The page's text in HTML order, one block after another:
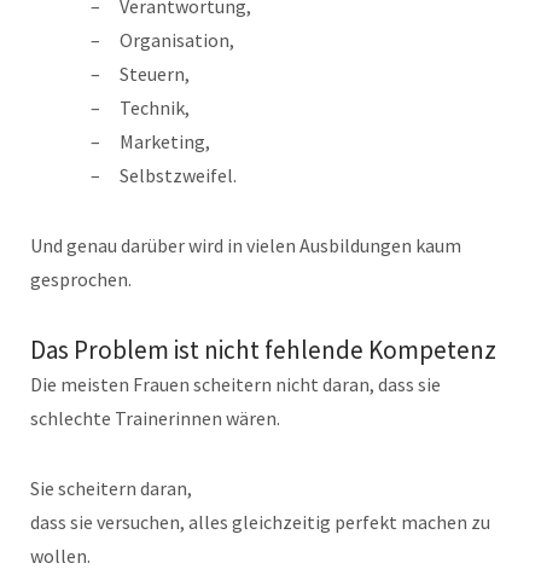
Verantwortung,
Organisation,
Steuern,
Technik,
Marketing,
Selbstzweifel.
Und genau darüber wird in vielen Ausbildungen kaum
gesprochen.
Das Problem ist nicht fehlende Kompetenz
Die meisten Frauen scheitern nicht daran, dass sie
schlechte Trainerinnen wären.
Sie scheitern daran,
dass sie versuchen, alles gleichzeitig perfekt machen zu
wollen.